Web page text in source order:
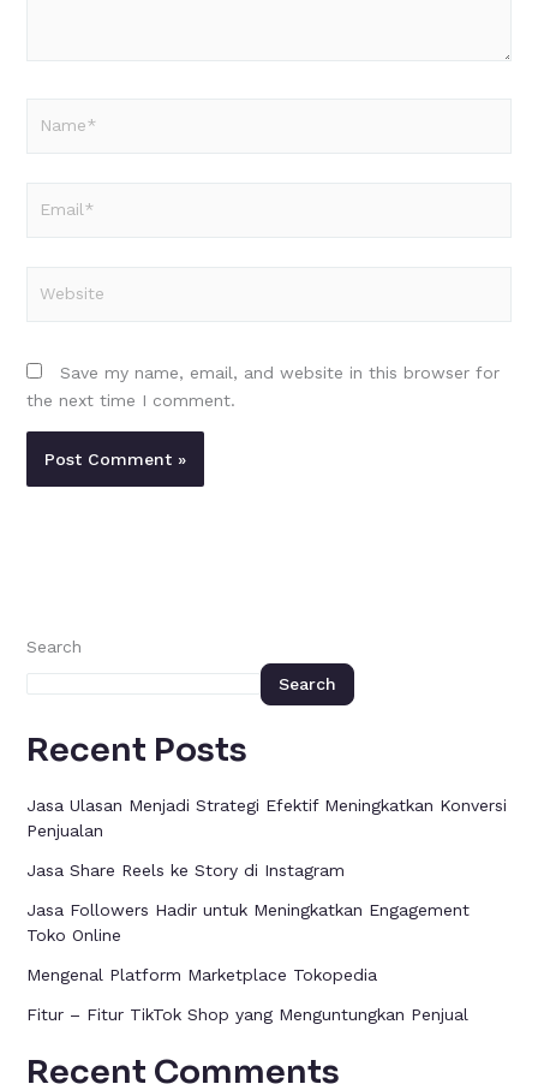
Save my name, email, and website in this browser for
the next time I comment.
Search
Search
Recent Posts
Jasa Ulasan Menjadi Strategi Efektif Meningkatkan Konversi
Penjualan
Jasa Share Reels ke Story di Instagram
Jasa Followers Hadir untuk Meningkatkan Engagement
Toko Online
Mengenal Platform Marketplace Tokopedia
Fitur – Fitur TikTok Shop yang Menguntungkan Penjual
Recent Comments